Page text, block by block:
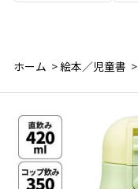
ホーム >絵本／児童書 >